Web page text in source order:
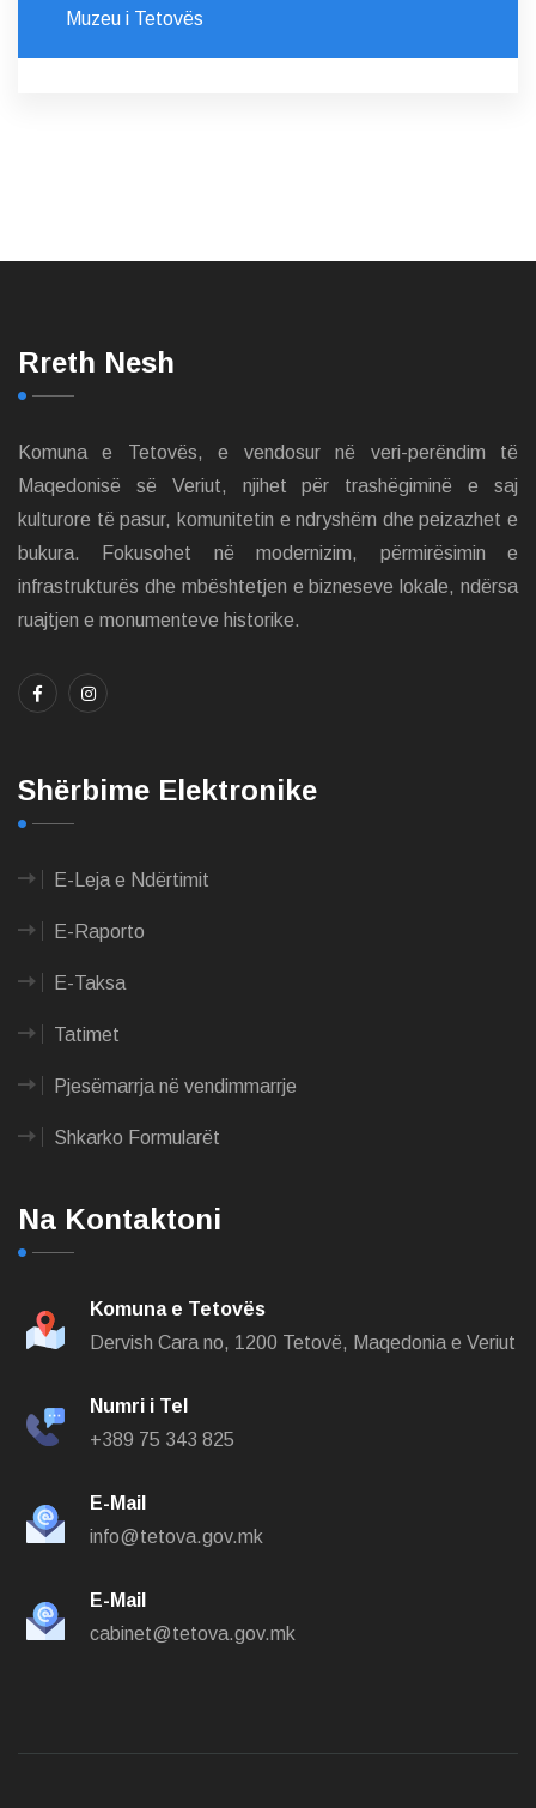
Muzeu i Tetovës
Rreth Nesh
Komuna e Tetovës, e vendosur në veri-perëndim të
Maqedonisë së Veriut, njihet për trashëgiminë e saj
kulturore të pasur, komunitetin e ndryshëm dhe peizazhet e
bukura. Fokusohet në modernizim, përmirësimin e
infrastrukturës dhe mbështetjen e bizneseve lokale, ndërsa
ruajtjen e monumenteve historike.
Shërbime Elektronike
E-Leja e Ndërtimit
E-Raporto
E-Taksa
Tatimet
Pjesëmarrja në vendimmarrje
Shkarko Formularët
Na Kontaktoni
Komuna e Tetovës
Dervish Cara no, 1200 Tetovë, Maqedonia e Veriut
Numri i Tel
+389 75 343 825
E-Mail
info@tetova.gov.mk
E-Mail
cabinet@tetova.gov.mk